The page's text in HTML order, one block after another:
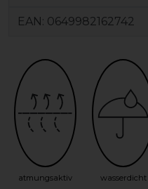
EAN: 0649982162742
atmungsaktiv wasserdicht